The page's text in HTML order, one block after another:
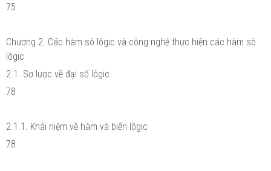
75
Chương 2. Các hàm sô lôgic và công nghệ thực hiện các hàm sô
lôgic
2.1. Sơ lược về đại số lôgic
78
2.1.1. Khái niệm về hàm và biến lôgic
78